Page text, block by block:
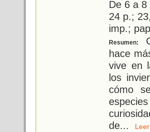
De 6 a
24 p.;
imp.;
Resumen:
hace
vive en
los
cómo
de...